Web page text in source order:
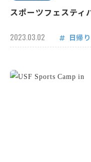
スポーツフェステ
2023.03.02 日帰り